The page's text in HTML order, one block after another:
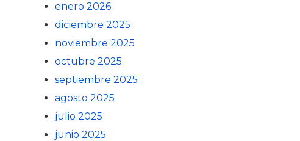
enero 2026
diciembre 2025
noviembre 2025
octubre 2025
septiembre 2025
agosto 2025
julio 2025
junio 2025